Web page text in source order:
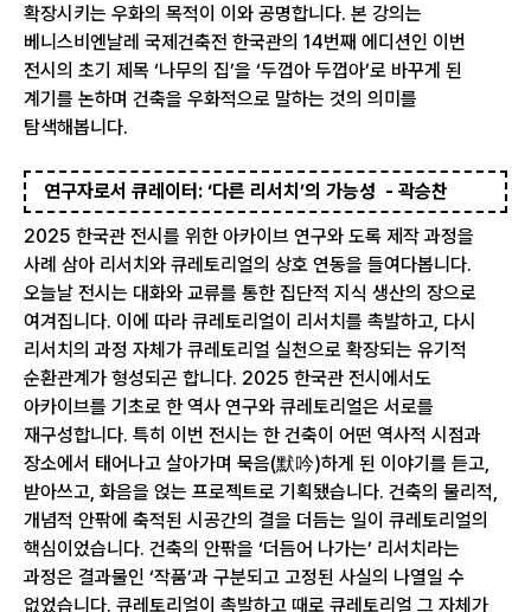
확장시키는 우화의 목적이 이와 공명합니다. 본 강의는
베니스비엔날레 국제건축전 한국관의 14번째 에디션인 이번
전시의 초기 제목 ‘나무의 집’을 ‘두껍아 두껍아’로 바꾸게 된
계기를 논하며 건축을 우화적으로 말하는 것의 의미를
탐색해봅니다.
연구자로서 큐레이터: ‘다른 리서치’의 가능성 - 곽승찬
2025 한국관 전시를 위한 아카이브 연구와 도록 제작 과정을
사례 삼아 리서치와 큐레토리얼의 상호 연동을 들여다봅니다.
오늘날 전시는 대화와 교류를 통한 집단적 지식 생산의 장으로
여겨집니다. 이에 따라 큐레토리얼이 리서치를 촉발하고, 다시
리서치의 과정 자체가 큐레토리얼 실천으로 확장되는 유기적
순환관계가 형성되곤 합니다. 2025 한국관 전시에서도
아카이브를 기초로 한 역사 연구와 큐레토리얼은 서로를
재구성합니다. 특히 이번 전시는 한 건축이 어떤 역사적 시점과
장소에서 태어나고 살아가며 묵음(默吟)하게 된 이야기를 듣고,
받아쓰고, 화음을 얹는 프로젝트로 기획됐습니다. 건축의 물리적,
개념적 안팎에 축적된 시공간의 결을 더듬는 일이 큐레토리얼의
핵심이었습니다. 건축의 안팎을 ‘더듬어 나가는’ 리서치라는
과정은 결과물인 ‘작품’과 구분되고 고정된 사실의 나열일 수
없었습니다. 큐레토리얼이 촉발하고 때로 큐레토리얼 그 자체가